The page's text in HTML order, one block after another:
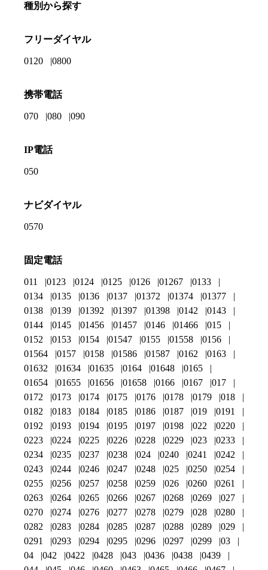
種別から探す
フリーダイヤル
0120 0800
携帯電話
070 080 090
IP電話
050
ナビダイヤル
0570
固定電話
011 0123 0124 0125 0126 01267
0133
0134
0135 0136 0137 01372 01374
01377
0138
0139 01392 01397 01398 0142
0143
0144
0145 01456 01457 0146 01466
015
0152
0153 0154 01547 0155 01558
0156
01564
0157 0158 01586 01587 0162
0163
01632
01634 01635 0164 01648
0165
01654
01655 01656 01658 0166 0167
017
0172
0173 0174 0175 0176 0178 0179
018
0182
0183 0184 0185 0186 0187 019
0191
0192
0193 0194 0195 0197 0198 022
0220
0223
0224 0225 0226 0228 0229 023
0233
0234
0235 0237 0238 024 0240 0241
0242
0243
0244 0246 0247 0248 025 0250
0254
0255
0256 0257 0258 0259 026 0260
0261
0263
0264 0265 0266 0267 0268 0269
027
0270
0274 0276 0277 0278 0279 028
0280
0282
0283 0284 0285 0287 0288 0289
029
0291
0293 0294 0295 0296 0297 0299
03
04
042 0422 0428 043 0436 0438
0439